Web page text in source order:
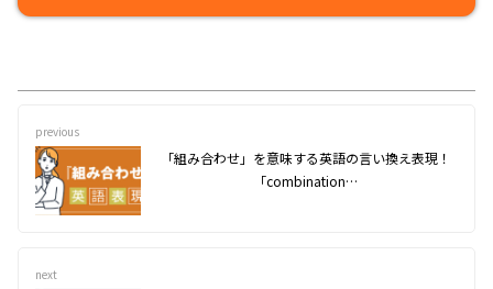
previous
「組み合わせ」を意味する英語の言い換え表現！
「combination…
next